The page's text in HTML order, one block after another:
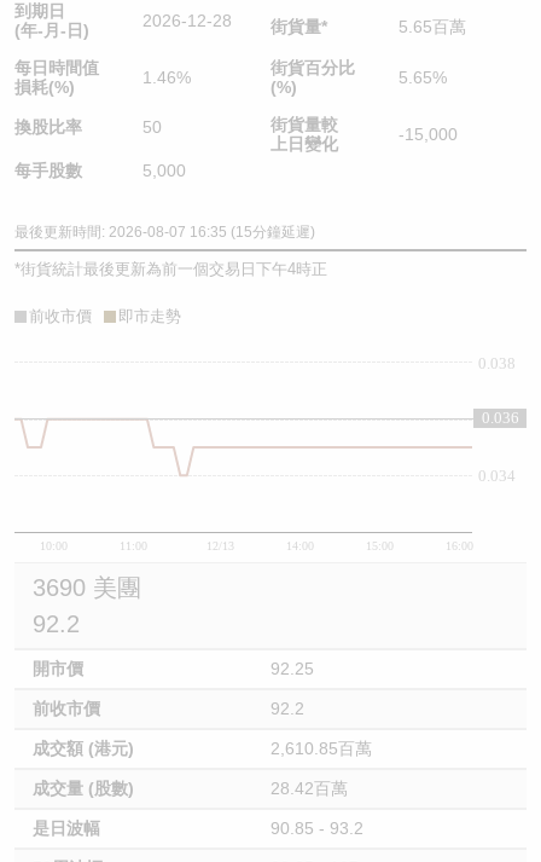
到期日
(年-月-日)
2026-12-28
每日時間值
損耗(%)
1.46%
換股比率 50
每手股數 5,000
街貨量* 5.65百萬
街貨百分比
(%)
5.65%
街貨量較
上日變化
-15,000
最後更新時間: 2026-08-07 16:35 (15分鐘延遲)
*街貨統計最後更新為前一個交易日下午4時正
前收市價 即市走勢
10:00 11:00 12/13 14:00 15:00 16:00
0.034
0.036
0.038
0.036
3690 美團
92.2
開市價 92.25
前收市價 92.2
成交額 (港元) 2,610.85百萬
成交量 (股數) 28.42百萬
是日波幅 90.85 - 93.2